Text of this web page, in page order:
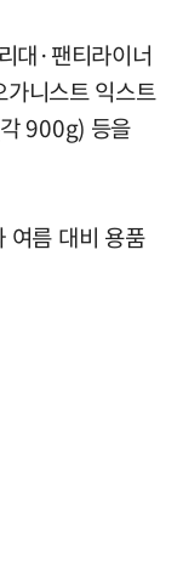
대·팬티라이너
니스트 익스트
900g) 등을
여름 대비 용품